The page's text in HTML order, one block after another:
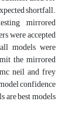
shortfall.
,mirrored
were accepted
models were
the mirrored
neil and frey
confidence
are best models